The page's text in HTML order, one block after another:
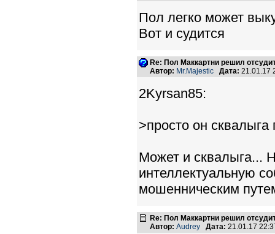
Пол легко может
Вот и судится
Re: Пол Маккартни решил
Автор: Mr.Majestic Дата:
2Kyrsan85:
>просто он сквалыга
Может и сквалыга...
интеллектуальную
мошенническим
Re: Пол Маккартни решил
Автор: Audrey Дата: 21.01.17